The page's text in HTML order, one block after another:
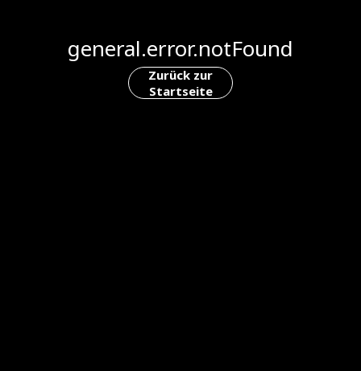
general.error.notFound
Zurück zur
Startseite